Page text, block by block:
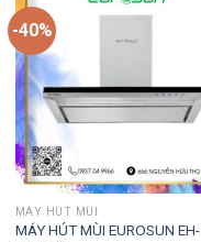
-40%
MÁY HÚT MÙI
MÁY HÚT MÙI EUROSUN EH-